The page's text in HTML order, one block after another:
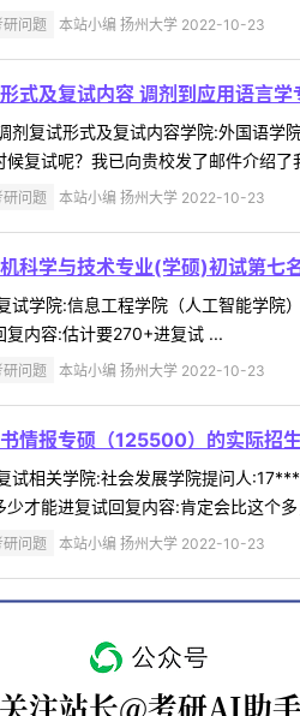
研问题 本站小编 扬州大学 2022-10-23
式及复试内容 调剂到应用语言
剂复试形式及复试内容学院:外国语
候复试呢？我已向贵校发了邮件介绍
研问题 本站小编 扬州大学 2022-10-23
科学与技术专业(学硕)初试第七
试学院:信息工程学院（人工智能学
复内容:估计要270+进复试 ...
研问题 本站小编 扬州大学 2022-10-23
情报专硕（125500）的实际招
试相关学院:社会发展学院提问人
少才能进复试回复内容:肯定会比这个
研问题 本站小编 扬州大学 2022-10-23